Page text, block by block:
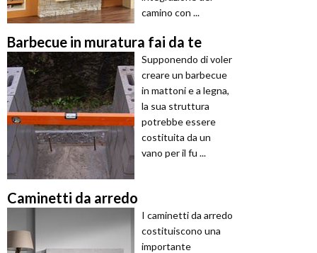
camino con ...
Barbecue in muratura fai da te
Supponendo di voler
creare un barbecue
in mattoni e a legna,
la sua struttura
potrebbe essere
costituita da un
vano per il fu ...
Caminetti da arredo
I caminetti da arredo
costituiscono una
importante